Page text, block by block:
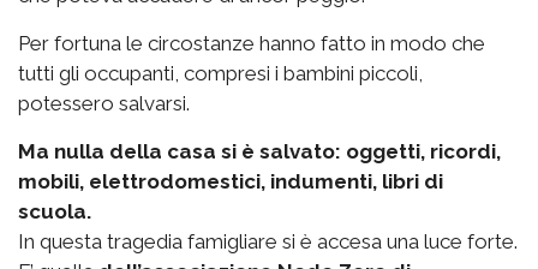
Per fortuna le circostanze hanno fatto in modo che
tutti gli occupanti, compresi i bambini piccoli,
potessero salvarsi.
Ma nulla della casa si è salvato: oggetti, ricordi,
mobili, elettrodomestici, indumenti, libri di
scuola.
In questa tragedia famigliare si è accesa una luce forte.